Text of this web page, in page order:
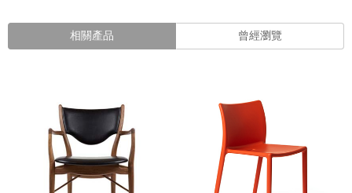
相關產品 曾經瀏覽